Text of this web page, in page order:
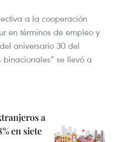
a la cooperación
en términos de empleo y
aniversario 30 del
se llevó a
a
en siete